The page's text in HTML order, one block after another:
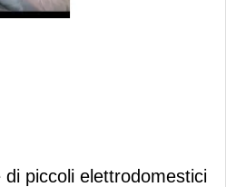
di piccoli elettrodomestici